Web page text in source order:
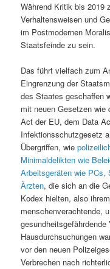
Während Kritik bis 2019
Verhaltensweisen und
im Postmodernen
Staatsfeinde zu sein.
Das führt vielfach zum
Eingrenzung der
des Staates geschaffen
mit neuen Gesetzen wie
Act der EU, dem Data
Infektionsschutzgesetz
Übergriffen, wie
Minimaldelikten wie
Arbeitsgeräten wie PCs,
Ärzten, die sich an die
Kodex hielten, also
menschenverachtende,
Hausdurchsuchungen
vor den neuen
Verbrechen nach